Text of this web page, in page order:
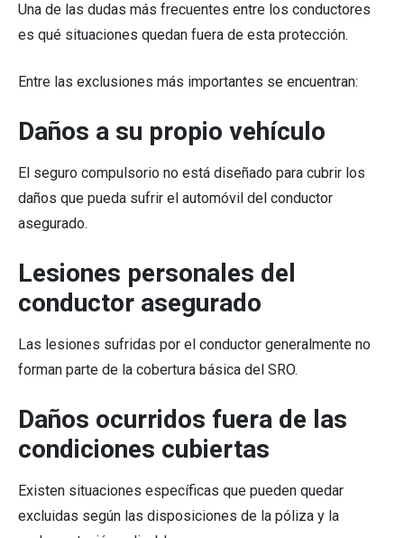
Una de las dudas más frecuentes entre los conductores
es qué situaciones quedan fuera de esta protección.
Entre las exclusiones más importantes se encuentran:
Daños a su propio vehículo
El seguro compulsorio no está diseñado para cubrir los
daños que pueda sufrir el automóvil del conductor
asegurado.
Lesiones personales del
conductor asegurado
Las lesiones sufridas por el conductor generalmente no
forman parte de la cobertura básica del SRO.
Daños ocurridos fuera de las
condiciones cubiertas
Existen situaciones específicas que pueden quedar
excluidas según las disposiciones de la póliza y la